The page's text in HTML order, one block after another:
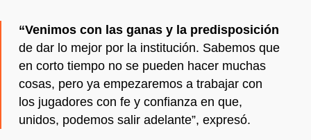
“Venimos con las ganas y la predisposición
de dar lo mejor por la institución. Sabemos que
en corto tiempo no se pueden hacer muchas
cosas, pero ya empezaremos a trabajar con
los jugadores con fe y confianza en que,
unidos, podemos salir adelante”, expresó.